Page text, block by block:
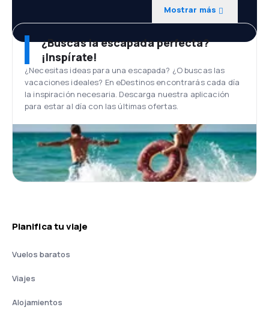
Mostrar más
¿Buscas la escapada perfecta?
¡Inspírate!
¿Necesitas ideas para una escapada? ¿O buscas las
vacaciones ideales? En eDestinos encontrarás cada día
la inspiración necesaria. Descarga nuestra aplicación
para estar al día con las últimas ofertas.
Planifica tu viaje
Vuelos baratos
Viajes
Alojamientos